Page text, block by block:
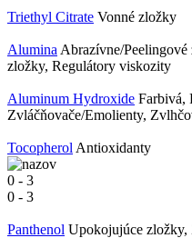
Triethyl Citrate Vonné zložky
Alumina Abrazívne/
zložky, Regulátory viskozity
Aluminum Hydroxide Farbivá,
Zvláčňovače/Emolienty,
Tocopherol Antioxidanty
0 - 3
0 - 3
Panthenol Upokojujúce zložky,